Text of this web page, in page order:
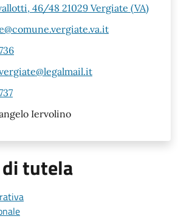
46/48 21029 Vergiate (VA)
Iervolino
tutela